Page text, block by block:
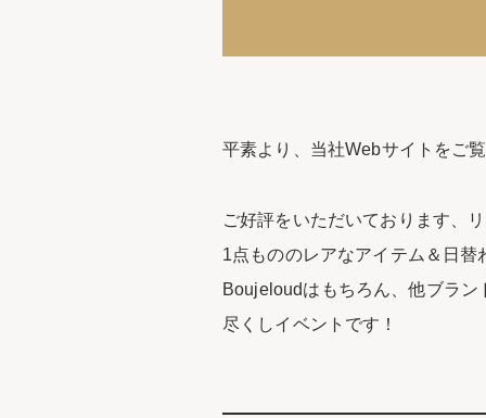
平素より、当社Webサイトをご
ご好評をいただいております、
1点もののレアなアイテム＆日
Boujeloudはもちろん、他ブラ
尽くしイベントです！